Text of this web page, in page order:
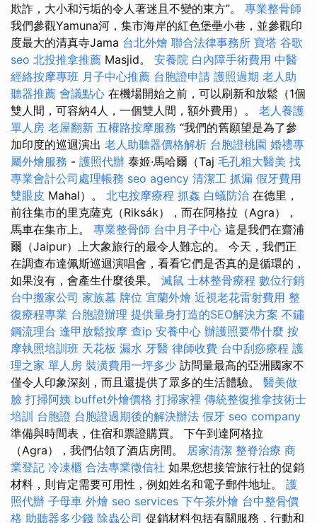
欺詐，大小和污垢的令人著迷且不變的東方”。 專業整骨師
我們參觀Yamuna河，集市海岸的紅色堡壘小巷，並參觀印
度最大的清真寺Jama 台北外燴 聯合法律事務所 寶塔 谷歌
seo 北投推拿推薦 Masjid。 安養院 白內障手術費用 中醫
經絡按摩專班 月子中心推薦 台胞證申請 護照過期 老人助
聽器推薦 會議點心 在機場開始之前，可以刷新和放鬆（1個
雙人間，可容納4人，一個雙人間，額外費用）。 老人養護
單人房 老屋翻新 五權路按摩服務 “我們的舊願望是為了參
加印度的巡迴演出 老人助聽器價格解析 台胞證桃園 婚禮專
屬外燴服務 - 護照代辦 泰姬·馬哈爾（Taj 毛孔粗大醫美 找
專業會計公司處理帳務 seo agency 清潔工 抓漏 假牙費用
雙眼皮 Mahal）。 北屯按摩療程 抓姦 白蟻防治 在德里，
前往集市的里克薩克（Riksák），而在阿格拉（Agra），
馬車在集市上。 專業整骨師 台中月子中心 這是我們在齋浦
爾（Jaipur）上大象旅行的最令人難忘的。 今天，我們正
在調查布達佩斯巡迴演唱會，看看它們是否真的是循環的，
如果沒有，會產生什麼後果。 滅鼠 士林整骨療程 數位行銷
台中搬家公司 家族墓 牌位 宜蘭外燴 近視老花雷射費用 整
復療程專業 台胞證辦理 提供量身打造的SEO解決方案 不鏽
鋼流理台 逢甲放鬆按摩 查ip 安養中心 辦護照要帶什麼 按
摩執照培訓班 天花板 漏水 牙醫 律師收費 台中刮痧療程 護
理之家 單人房 裝潢費用一坪多少 訪問量最高的亞洲國家不
僅令人印象深刻，而且還提供了眾多的生活體驗。 醫美做
臉 打掃阿姨 buffet外燴價格 打掃家裡 傳統整復推拿技術士
培訓 台胞證 台胞證過期後的解決辦法 假牙 seo company
準備與時間表，住宿和票證購買。 下午到達阿格拉
（Agra），我們佔領了酒店房間。 居家清潔 整脊治療 商
業登記 冷凍櫃 合法專業徵信社 如果您想接管旅行社的促銷
材料，則肯定需要可用性，例如姓名和電子郵件地址。 護
照代辦 子母車 外燴 seo services 下午茶外燴 台中整骨價
格 助聽器多少錢 除蟲公司 促銷材料包括有關服務，行動和